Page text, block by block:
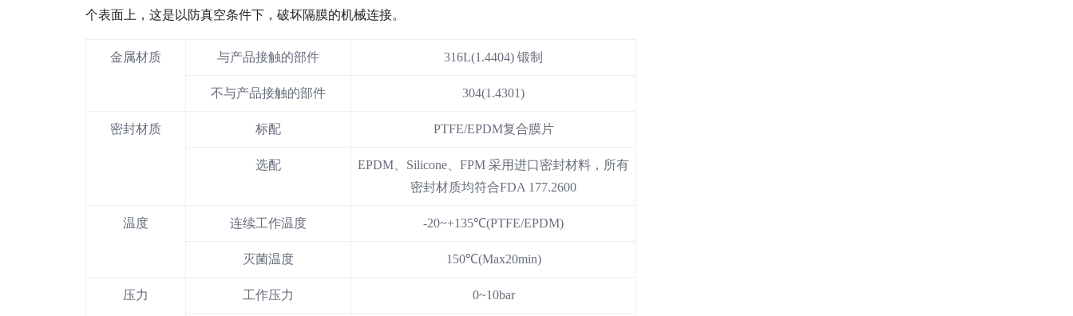
个表面上，这是以防真空条件下，破坏隔膜的机械连接。
金属材质 与产品接触的部件 316L(1.4404) 锻制
不与产品接触的部件 304(1.4301)
密封材质 标配 PTFE/EPDM复合膜片
选配 EPDM、 Silicone、FPM 采用进口密封材料，所有
密封材质均符合FDA 177.2600
温度 连续工作温度 -20~+135℃(PTFE/EPDM)
灭菌温度 150℃(Max20min)
压力 工作压力 0~10bar